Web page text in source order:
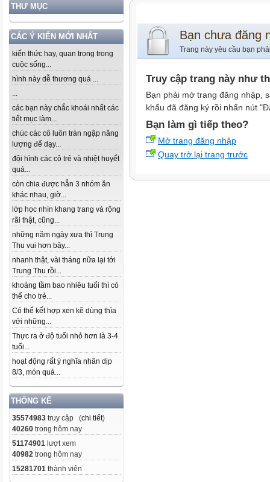
THƯ MỤC
CÁC Ý KIẾN MỚI NHẤT
kiến thức hay, quan trọng trong
cuộc sống...
hình này dễ thương quá ...
...
các bạn này chắc khoái nhất các
tiết mục làm...
chúc các cô luôn tràn ngập năng
lượng để dạy...
đội hình các cô trẻ và nhiệt huyết
quá...
còn chia được hẳn 3 nhóm ăn
khác nhau, giờ...
lớp học nhìn khang trang và rộng
rãi thật, cũng...
những năm ngày xưa thì Trung
Thu vui hơn bây...
nhanh thật, vài tháng nữa lại tới
Trung Thu rồi...
khoảng tầm bao nhiêu tuổi thì có
thể cho trẻ...
Có thể kết hợp xen kẽ dùng thìa
với những...
Thực ra ở độ tuổi nhỏ hơn là 3-4
tuổi...
hoạt động rất ý nghĩa nhân dịp
8/3, món quà...
THỐNG KÊ
35574983 truy cập (chi tiết)
40260 trong hôm nay
51174901 lượt xem
40982 trong hôm nay
15281701 thành viên
Bạn chưa đăng
Trang này yêu cầu bạn
Truy cập trang này như
Bạn phải mở trang đăng nhập,
khẩu đã đăng ký rồi nhấn nút
Bạn làm gì tiếp theo?
Mở trang đăng nhập
Quay trở lại trang trước